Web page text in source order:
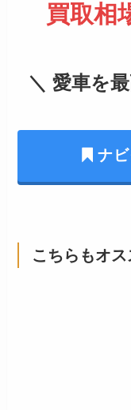
買取相
＼ 愛車を
ナ
こちらもオス